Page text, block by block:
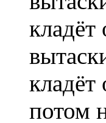
кладёт
кладёт
потом